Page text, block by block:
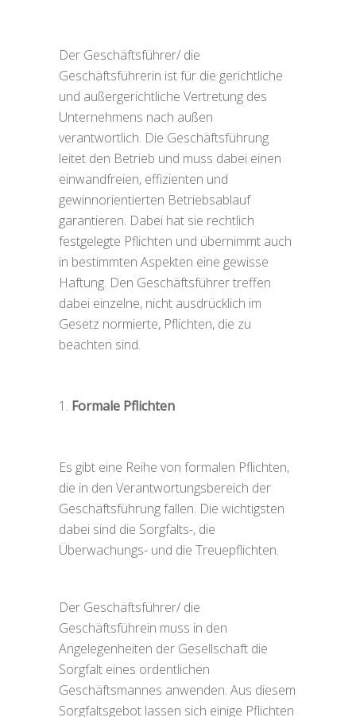
Der Geschäftsführer/ die
Geschäftsführerin ist für die gerichtliche
und außergerichtliche Vertretung des
Unternehmens nach außen
verantwortlich. Die Geschäftsführung
leitet den Betrieb und muss dabei einen
einwandfreien, effizienten und
gewinnorientierten Betriebsablauf
garantieren. Dabei hat sie rechtlich
festgelegte Pflichten und übernimmt auch
in bestimmten Aspekten eine gewisse
Haftung. Den Geschäftsführer treffen
dabei einzelne, nicht ausdrücklich im
Gesetz normierte, Pflichten, die zu
beachten sind.
Formale Pflichten
Es gibt eine Reihe von formalen Pflichten,
die in den Verantwortungsbereich der
Geschäftsführung fallen. Die wichtigsten
dabei sind die Sorgfalts-, die
Überwachungs- und die Treuepflichten.
Der Geschäftsführer/ die
Geschäftsführein muss in den
Angelegenheiten der Gesellschaft die
Sorgfalt eines ordentlichen
Geschäftsmannes anwenden. Aus diesem
Sorgfaltsgebot lassen sich einige Pflichten